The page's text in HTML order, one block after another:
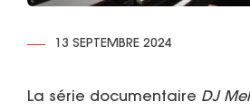
13 SEPTEMBRE 2024
La série documentaire DJ